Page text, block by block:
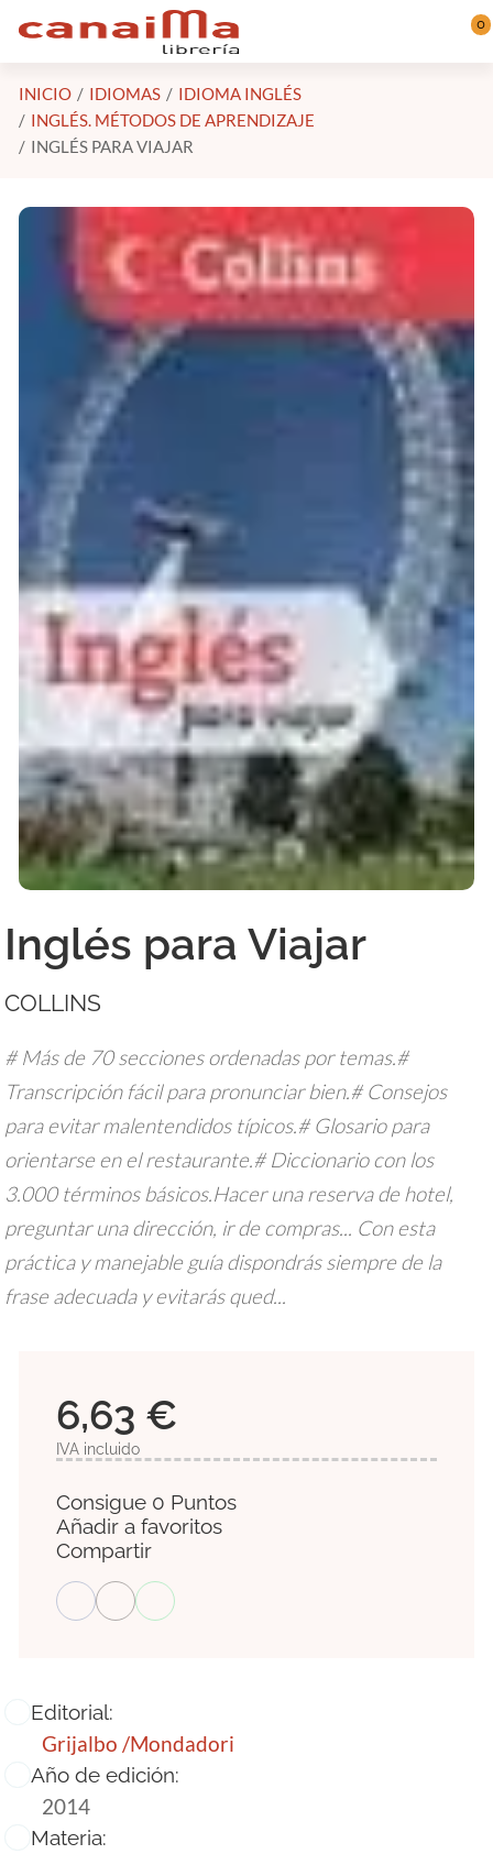
Saltar al contenido principal 0
INICIO IDIOMAS
IDIOMA INGLÉS
INGLÉS. MÉTODOS DE APRENDIZAJE
INGLÉS PARA VIAJAR
Inglés para Viajar
COLLINS
# Más de 70 secciones ordenadas por temas.#
Transcripción fácil para pronunciar bien.# Consejos
para evitar malentendidos típicos.# Glosario para
orientarse en el restaurante.# Diccionario con los
3.000 términos básicos.Hacer una reserva de hotel,
preguntar una dirección, ir de compras... Con esta
práctica y manejable guía dispondrás siempre de la
frase adecuada y evitarás qued...
Editorial:
Grijalbo /Mondadori
Año de edición:
2014
Materia:
6,63 €
IVA incluido
Consigue 0 Puntos
Añadir a favoritos
Compartir